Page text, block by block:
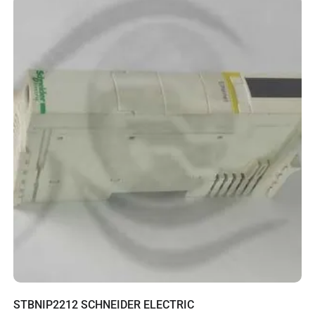
STBNIP2212 SCHNEIDER ELECTRIC